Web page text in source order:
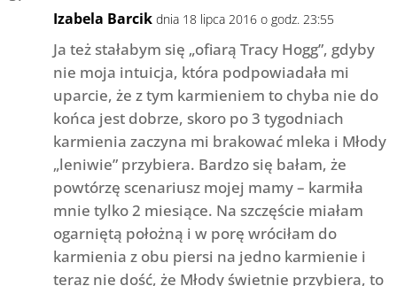
Izabela Barcik dnia 18 lipca 2016 o godz. 23:55
Ja też stałabym się „ofiarą Tracy Hogg”, gdyby
nie moja intuicja, która podpowiadała mi
uparcie, że z tym karmieniem to chyba nie do
końca jest dobrze, skoro po 3 tygodniach
karmienia zaczyna mi brakować mleka i Młody
„leniwie” przybiera. Bardzo się bałam, że
powtórzę scenariusz mojej mamy – karmiła
mnie tylko 2 miesiące. Na szczęście miałam
ogarniętą położną i w porę wróciłam do
karmienia z obu piersi na jedno karmienie i
teraz nie dość, że Młody świetnie przybiera, to